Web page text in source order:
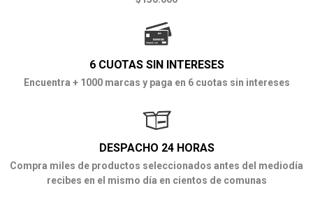
6 CUOTAS SIN INTERESES
Encuentra + 1000 marcas y paga en 6 cuotas sin intereses
DESPACHO 24 HORAS
Compra miles de productos seleccionados antes del mediodía
recibes en el mismo día en cientos de comunas